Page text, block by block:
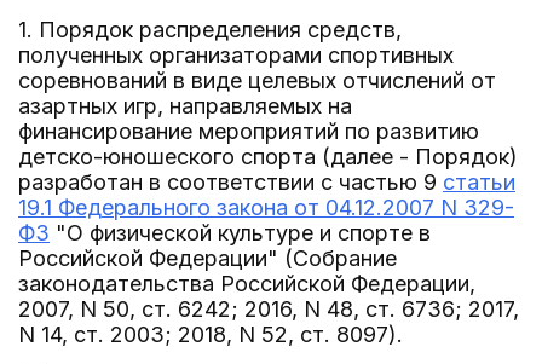
1. Порядок распределения средств,
полученных организаторами спортивных
соревнований в виде целевых отчислений от
азартных игр, направляемых на
финансирование мероприятий по развитию
детско-юношеского спорта (далее - Порядок)
разработан в соответствии с частью 9 статьи
19.1 Федерального закона от 04.12.2007 N 329-
ФЗ "О физической культуре и спорте в
Российской Федерации" (Собрание
законодательства Российской Федерации,
2007, N 50, ст. 6242; 2016, N 48, ст. 6736; 2017,
N 14, ст. 2003; 2018, N 52, ст. 8097).